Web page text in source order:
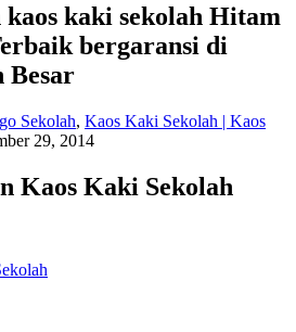
kaos kaki sekolah Hitam
bergaransi di
Besar
Sekolah, Kaos Kaki Sekolah | Kaos
29, 2014
Kaos Kaki Sekolah